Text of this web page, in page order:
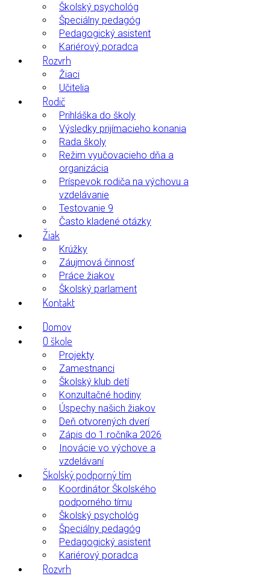
Školský psychológ
Špeciálny pedagóg
Pedagogický asistent
Kariérový poradca
Rozvrh
Žiaci
Učitelia
Rodič
Prihláška do školy
Výsledky prijímacieho konania
Rada školy
Režim vyučovacieho dňa a
organizácia
Príspevok rodiča na výchovu a
vzdelávanie
Testovanie 9
Často kladené otázky
Žiak
Krúžky
Záujmová činnosť
Práce žiakov
Školský parlament
Kontakt
Domov
O škole
Projekty
Zamestnanci
Školský klub detí
Konzultačné hodiny
Úspechy našich žiakov
Deň otvorených dverí
Zápis do 1.ročníka 2026
Inovácie vo výchove a
vzdelávaní
Školský podporný tím
Koordinátor Školského
podporného tímu
Školský psychológ
Špeciálny pedagóg
Pedagogický asistent
Kariérový poradca
Rozvrh